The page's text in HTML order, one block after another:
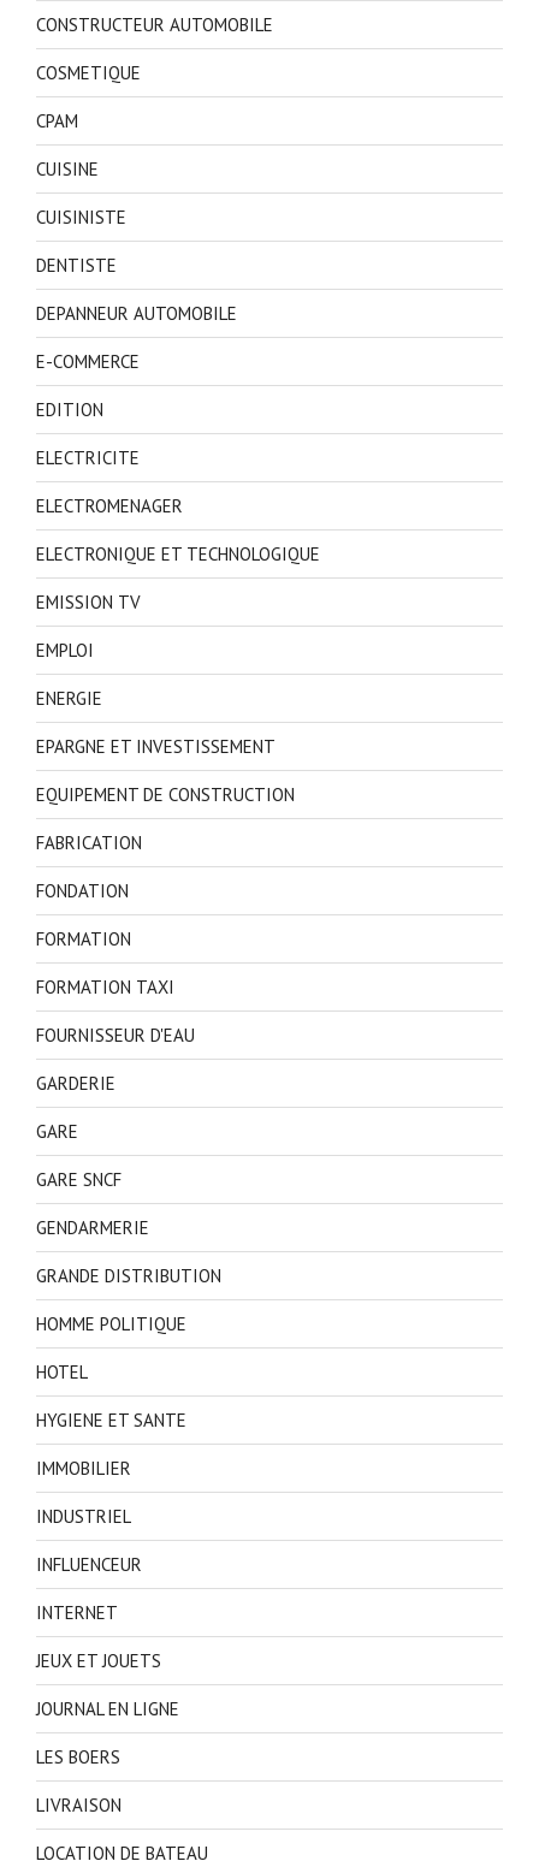
CONSTRUCTEUR AUTOMOBILE
COSMETIQUE
CPAM
CUISINE
CUISINISTE
DENTISTE
DEPANNEUR AUTOMOBILE
E-COMMERCE
EDITION
ELECTRICITE
ELECTROMENAGER
ELECTRONIQUE ET TECHNOLOGIQUE
EMISSION TV
EMPLOI
ENERGIE
EPARGNE ET INVESTISSEMENT
EQUIPEMENT DE CONSTRUCTION
FABRICATION
FONDATION
FORMATION
FORMATION TAXI
FOURNISSEUR D'EAU
GARDERIE
GARE
GARE SNCF
GENDARMERIE
GRANDE DISTRIBUTION
HOMME POLITIQUE
HOTEL
HYGIENE ET SANTE
IMMOBILIER
INDUSTRIEL
INFLUENCEUR
INTERNET
JEUX ET JOUETS
JOURNAL EN LIGNE
LES BOERS
LIVRAISON
LOCATION DE BATEAU